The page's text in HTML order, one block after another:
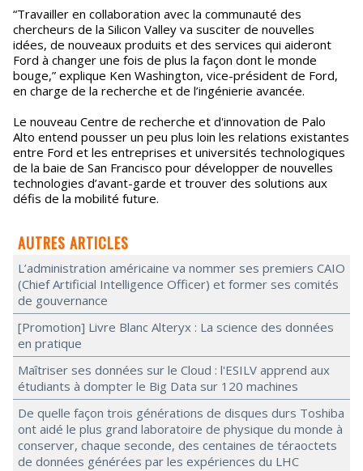
“Travailler en collaboration avec la communauté des
chercheurs de la Silicon Valley va susciter de nouvelles
idées, de nouveaux produits et des services qui aideront
Ford à changer une fois de plus la façon dont le monde
bouge,” explique Ken Washington, vice-président de Ford,
en charge de la recherche et de l’ingénierie avancée.
Le nouveau Centre de recherche et d'innovation de Palo
Alto entend pousser un peu plus loin les relations existantes
entre Ford et les entreprises et universités technologiques
de la baie de San Francisco pour développer de nouvelles
technologies d’avant-garde et trouver des solutions aux
défis de la mobilité future.
AUTRES ARTICLES
L’administration américaine va nommer ses premiers CAIO
(Chief Artificial Intelligence Officer) et former ses comités
de gouvernance
[Promotion] Livre Blanc Alteryx : La science des données
en pratique
Maîtriser ses données sur le Cloud : l'ESILV apprend aux
étudiants à dompter le Big Data sur 120 machines
De quelle façon trois générations de disques durs Toshiba
ont aidé le plus grand laboratoire de physique du monde à
conserver, chaque seconde, des centaines de téraoctets
de données générées par les expériences du LHC